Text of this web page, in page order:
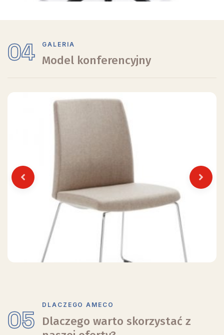
04 GALERIA
Model konferencyjny
Previous Next
05
DLACZEGO AMECO
Dlaczego warto skorzystać z